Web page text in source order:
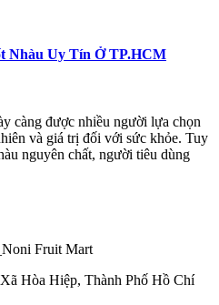
Nhàu Uy Tín Ở TP.HCM
càng được nhiều người lựa chọn
và giá trị đối với sức khỏe. Tuy
nguyên chất, người tiêu dùng
Fruit Mart
Hòa Hiệp, Thành Phố Hồ Chí